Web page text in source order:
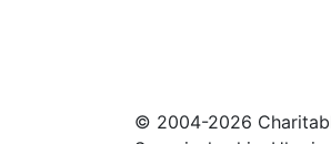
© 2004-2026